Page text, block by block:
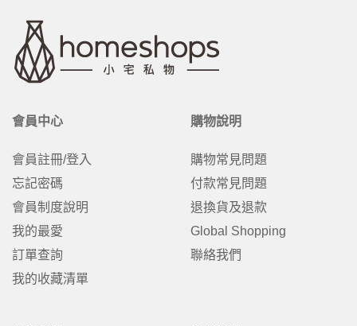
會員中心
會員註冊/登入
忘記密碼
會員制度說明
我的最愛
訂單查詢
我的收藏清單
購物說明
購物常見問題
付款常見問題
退換貨及退款
Global Shopping
聯絡我們